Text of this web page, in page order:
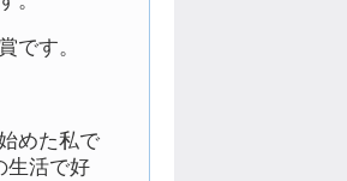
です。
めた私で
生活で好